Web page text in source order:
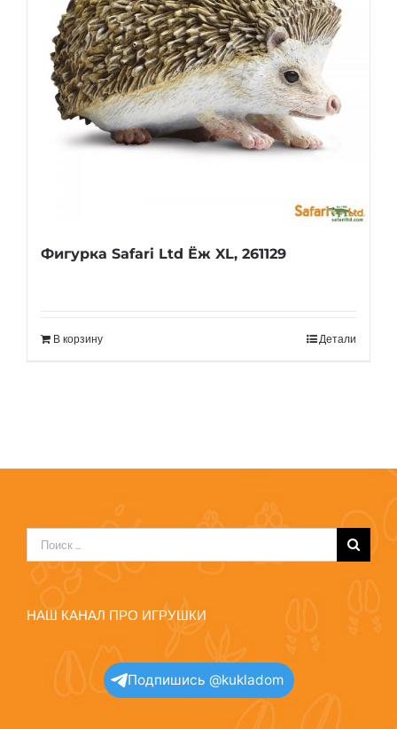
Фигурка Safari Ltd Ёж XL, 261129
В корзину Детали
Результат
поиска:
НАШ КАНАЛ ПРО ИГРУШКИ
Подпишись @kukladom